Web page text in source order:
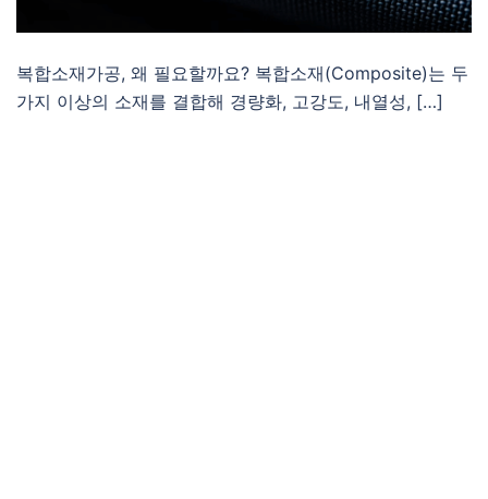
복합소재가공, 왜 필요할까요? 복합소재(Composite)는 두
가지 이상의 소재를 결합해 경량화, 고강도, 내열성, […]